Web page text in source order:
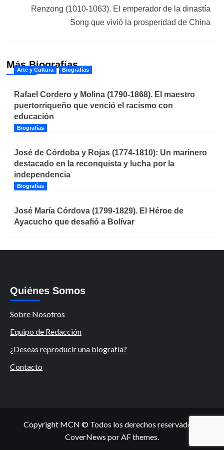
Renzong (1010-1063). El emperador de la dinastía
Song que vivió la prosperidad de China
Más Biografías
Arte y Cultura Biografías
Rafael Cordero y Molina (1790-1868). El maestro
puertorriqueño que venció el racismo con
educación
Biografías
José de Córdoba y Rojas (1774-1810): Un marinero
destacado en la reconquista y lucha por la
independencia
Biografías
José María Córdova (1799-1829). El Héroe de
Ayacucho que desafió a Bolívar
Quiénes Somos
Sobre Nosotros
Equipo de Redacción
¿Deseas reproducir una biografía?
Contacto
Copyright MCN © Todos los derechos reservados.
CoverNews por AF themes.